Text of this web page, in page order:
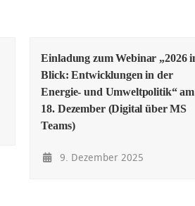
Einladung zum Webinar „2026
Blick: Entwicklungen in der
Energie- und Umweltpolitik“ am
18. Dezember (Digital über MS
Teams)
9. Dezember 2025